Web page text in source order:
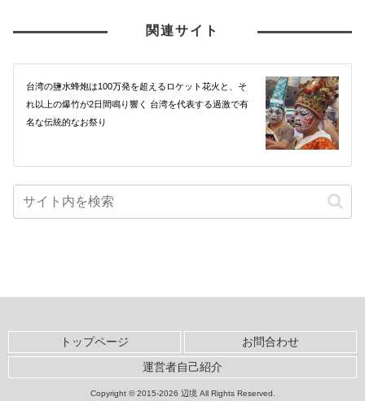
関連サイト
台湾の鹽水蜂炮は100万発を超えるロケット花火と、そ
れ以上の爆竹が2日間鳴り響く 台湾を代表する過激で有
名な伝統的なお祭り
トップページ
お問合わせ
運営者自己紹介
Copyright © 2015-2026 辺境 All Rights Reserved.